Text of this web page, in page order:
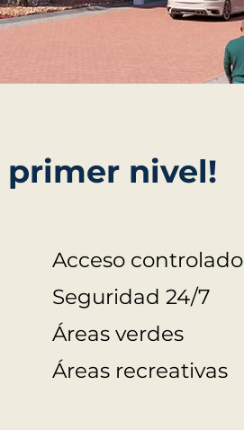
primer nivel!
Acceso controlado
Seguridad 24/7
Áreas verdes
Áreas recreativas